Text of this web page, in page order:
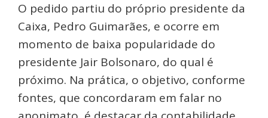
O pedido partiu do próprio presidente da
Caixa, Pedro Guimarães, e ocorre em
momento de baixa popularidade do
presidente Jair Bolsonaro, do qual é
próximo. Na prática, o objetivo, conforme
fontes, que concordaram em falar no